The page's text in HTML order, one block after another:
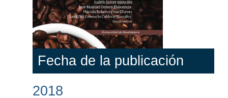
Fecha de la publicación
2018